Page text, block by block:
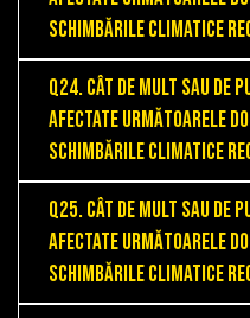
schimbările climatice
Q24. Cât de mult sau
afectate următoarele
schimbările climatice
Q25. Cât de mult sau
afectate următoarele
schimbările climatice